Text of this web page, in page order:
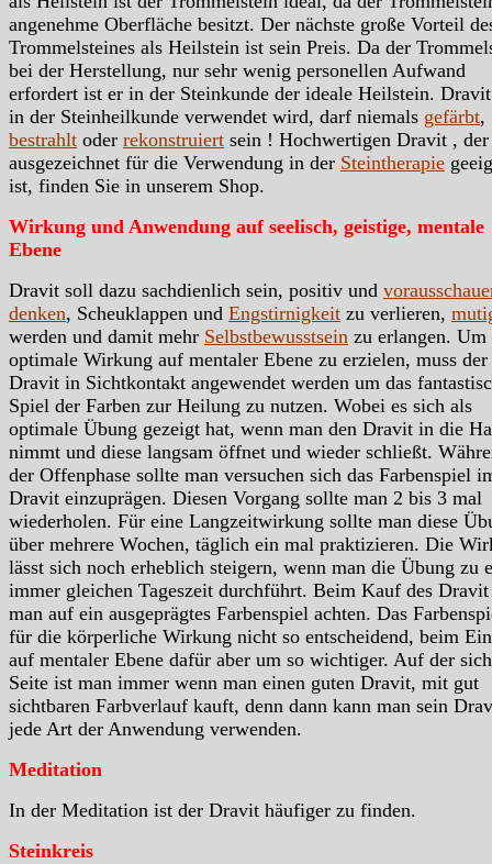
angenehme Oberfläche besitzt. Der nächste große Vorteil
Trommelsteines als Heilstein ist sein Preis. Da der
bei der Herstellung, nur sehr wenig personellen Aufwand
erfordert ist er in der Steinkunde der ideale Heilstein.
in der Steinheilkunde verwendet wird, darf niemals gefärbt,
bestrahlt oder rekonstruiert sein ! Hochwertigen Dravit , der
ausgezeichnet für die Verwendung in der Steintherapie
ist, finden Sie in unserem Shop.
Wirkung und Anwendung auf seelisch, geistige, mentale
Ebene
Dravit soll dazu sachdienlich sein, positiv und
denken, Scheuklappen und Engstirnigkeit zu verlieren,
werden und damit mehr Selbstbewusstsein zu erlangen. Um
optimale Wirkung auf mentaler Ebene zu erzielen, muss der
Dravit in Sichtkontakt angewendet werden um das
Spiel der Farben zur Heilung zu nutzen. Wobei es sich als
optimale Übung gezeigt hat, wenn man den Dravit in die
nimmt und diese langsam öffnet und wieder schließt.
der Offenphase sollte man versuchen sich das Farbenspiel
Dravit einzuprägen. Diesen Vorgang sollte man 2 bis 3 mal
wiederholen. Für eine Langzeitwirkung sollte man diese
über mehrere Wochen, täglich ein mal praktizieren. Die
lässt sich noch erheblich steigern, wenn man die Übung zu
immer gleichen Tageszeit durchführt. Beim Kauf des
man auf ein ausgeprägtes Farbenspiel achten. Das
für die körperliche Wirkung nicht so entscheidend, beim
auf mentaler Ebene dafür aber um so wichtiger. Auf der
Seite ist man immer wenn man einen guten Dravit, mit gut
sichtbaren Farbverlauf kauft, denn dann kann man sein
jede Art der Anwendung verwenden.
Meditation
In der Meditation ist der Dravit häufiger zu finden.
Steinkreis